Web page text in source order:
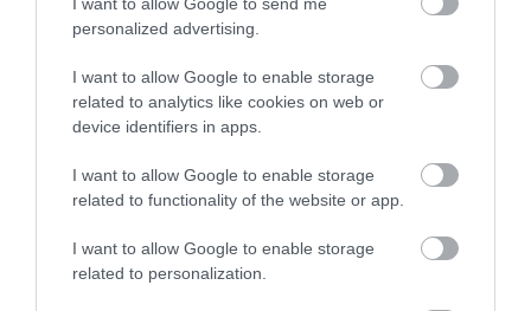
personalized advertising.
I want to allow Google to enable storage
related to analytics like cookies on web or
device identifiers in apps.
I want to allow Google to enable storage
related to functionality of the website or app.
I want to allow Google to enable storage
related to personalization.
Szilágyi Réka
2022. Március 31.
Finom ételek,gyönyörű
környezet,tökéletes
gyerekekkel érkezőknek,igazi
család és állatbarát étterem.
Csak ajánlani tudom!